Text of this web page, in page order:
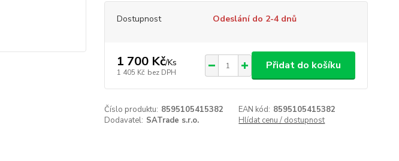
Dostupnost Odeslání do 2-4 dnů
1 700 Kč/Ks
1 405 Kč bez DPH
Přidat do košíku
Číslo produktu: 8595105415382 EAN kód: 8595105415382
Dodavatel: SATrade s.r.o. Hlídat cenu / dostupnost